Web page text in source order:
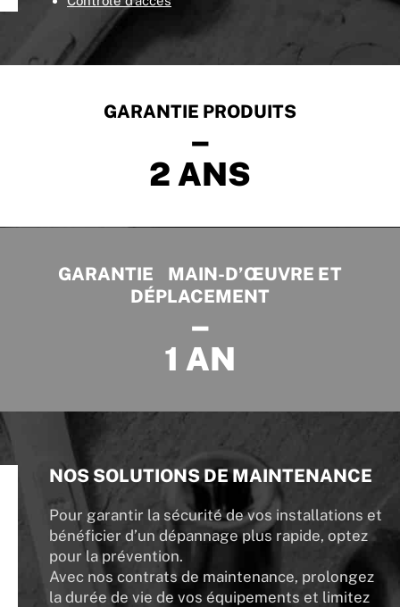
GARANTIE PRODUITS
–
2 ANS
GARANTIE MAIN-D’ŒUVRE ET
DÉPLACEMENT
–
1 AN
NOS SOLUTIONS DE MAINTENANCE
Pour garantir la sécurité de vos installations et
bénéficier d’un dépannage plus rapide, optez
pour la prévention.
Avec nos contrats de maintenance, prolongez
la durée de vie de vos équipements et limitez